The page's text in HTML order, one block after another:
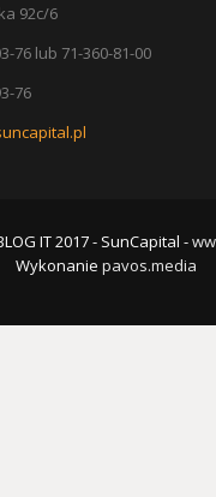
92c/6
76 lub 71-360-81-00
76
IT 2017 - SunCapital -
Wykonanie pavos.media